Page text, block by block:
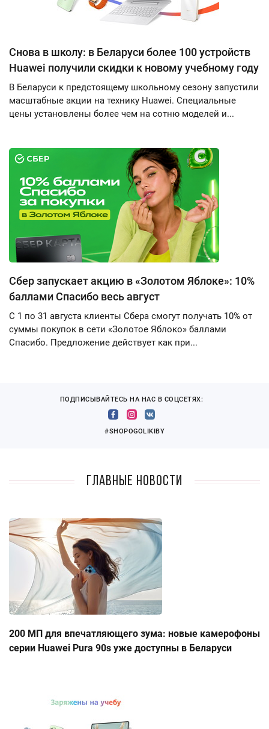
Снова в школу: в Беларуси более 100 устройств
Huawei получили скидки к новому учебному году
В Беларуси к предстоящему школьному сезону запустили
масштабные акции на технику Huawei. Специальные
цены установлены более чем на сотню моделей и...
Сбер запускает акцию в «Золотом Яблоке»: 10%
баллами Спасибо весь август
С 1 по 31 августа клиенты Сбера смогут получать 10% от
суммы покупок в сети «Золотое Яблоко» баллами
Спасибо. Предложение действует как при...
ПОДПИСЫВАЙТЕСЬ НА НАС В СОЦСЕТЯХ:
#SHOPOGOLIKIBY
Главные новости
200 МП для впечатляющего зума: новые камерофоны
серии Huawei Pura 90s уже доступны в Беларуси